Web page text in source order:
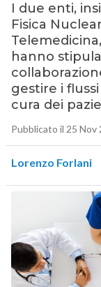
I due enti,
Fisica
hanno
gestire i
cura dei
Pubblicato il 25 Nov
Lorenzo Forlani